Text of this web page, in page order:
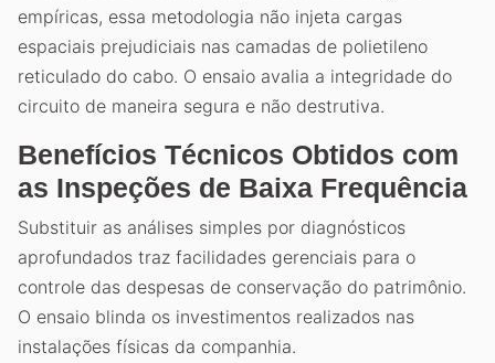
empíricas, essa metodologia não injeta cargas
espaciais prejudiciais nas camadas de polietileno
reticulado do cabo. O ensaio avalia a integridade do
circuito de maneira segura e não destrutiva.
Benefícios Técnicos Obtidos com
as Inspeções de Baixa Frequência
Substituir as análises simples por diagnósticos
aprofundados traz facilidades gerenciais para o
controle das despesas de conservação do patrimônio.
O ensaio blinda os investimentos realizados nas
instalações físicas da companhia.